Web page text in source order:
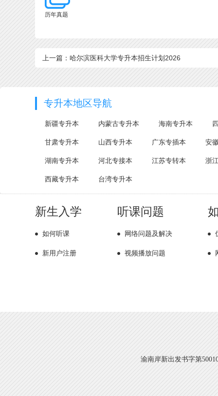
历年真题
上一篇：哈尔滨医科大学专升本招生计划2026
专升本地区导航
新疆专升本 内蒙古专升本 海南专升本
甘肃专升本 山西专升本 广东专插本 安
湖南专升本 河北专接本 江苏专转本 浙
西藏专升本 台湾专升本
新生入学
如何听课
新用户注册
听课问题
网络问题及解决
视频播放问题
渝南岸新出发书字第